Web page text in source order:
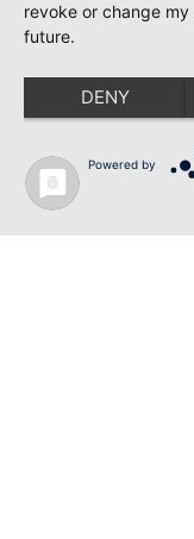
revoke or change
future.
DENY
Powered by